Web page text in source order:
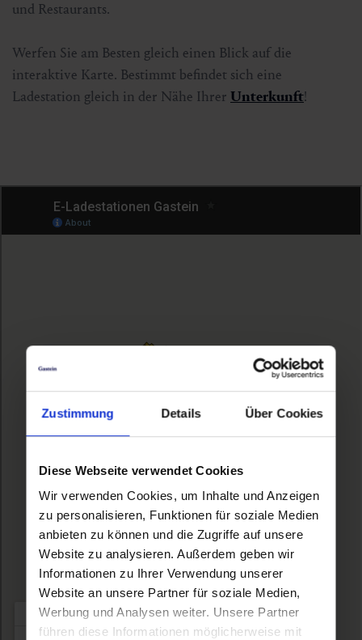
Zustimmung Details Über Cookies
Diese Webseite verwendet Cookies
Wir verwenden Cookies, um Inhalte und Anzeigen
zu personalisieren, Funktionen für soziale Medien
anbieten zu können und die Zugriffe auf unsere
Website zu analysieren. Außerdem geben wir
Informationen zu Ihrer Verwendung unserer
Website an unsere Partner für soziale Medien,
Werbung und Analysen weiter. Unsere Partner
führen diese Informationen möglicherweise mit
und Restaurants.
Werfen Sie am Besten gleich einen Blick auf die
interaktive Karte. Bestimmt befindet sich eine
Ladestation gleich in der Nähe Ihrer Unterkunft!